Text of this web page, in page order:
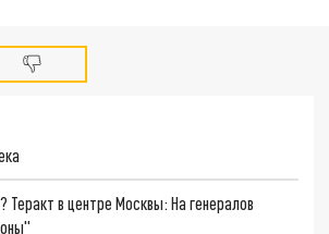
в центре Москвы: На генералов